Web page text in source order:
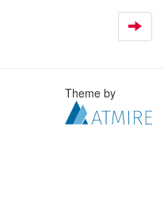
Theme by